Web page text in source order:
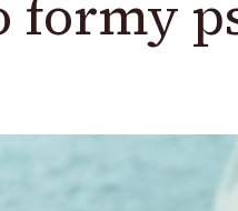
formy